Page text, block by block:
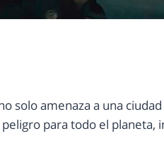
solo amenaza a una
para todo el planeta,